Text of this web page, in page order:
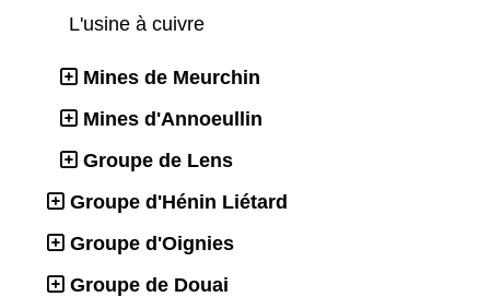
L'usine à cuivre
Mines de Meurchin
Mines d'Annoeullin
Groupe de Lens
Groupe d'Hénin Liétard
Groupe d'Oignies
Groupe de Douai